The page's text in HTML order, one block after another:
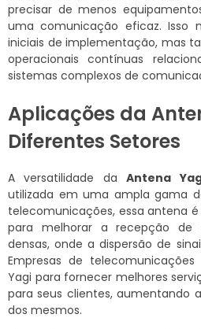
precisar de menos
uma comunicação eficaz. Isso
iniciais de implementação, mas
operacionais contínuas
sistemas complexos de
Aplicações da
Diferentes Setores
A versatilidade daAntena
utilizada em uma ampla gama
telecomunicações, essa antena
para melhorar a recepção de
densas, onde a dispersão de
Empresas de
Yagi para fornecer melhores
para seus clientes, aumentando
dos mesmos.